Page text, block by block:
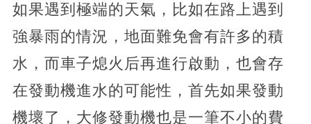
如果遇到極端的天氣，比如在路上遇到
強暴雨的情況，地面難免會有許多的積
水，而車子熄火后再進行啟動，也會存
在發動機進水的可能性，首先如果發動
機壞了，大修發動機也是一筆不小的費